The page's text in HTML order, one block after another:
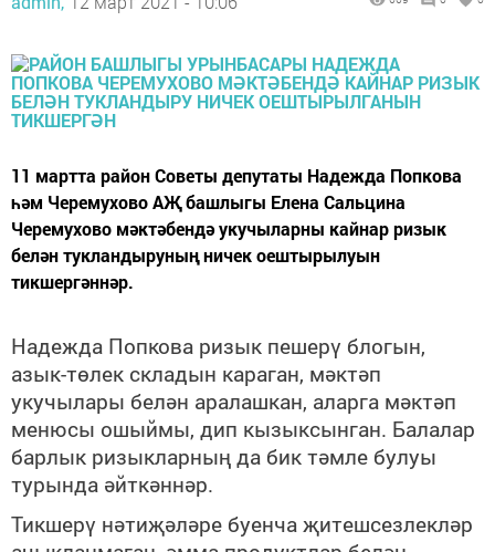
11 мартта район Советы депутаты Надежда Попкова
һәм Черемухово АҖ башлыгы Елена Сальцина
Черемухово мәктәбендә укучыларны кайнар ризык
белән тукландыруның ничек оештырылуын
тикшергәннәр.
Надежда Попкова ризык пешерү блогын,
азык-төлек складын караган, мәктәп
укучылары белән аралашкан, аларга мәктәп
менюсы ошыймы, дип кызыксынган. Балалар
барлык ризыкларның да бик тәмле булуы
турында әйткәннәр.
Тикшерү нәтиҗәләре буенча җитешсезлекләр